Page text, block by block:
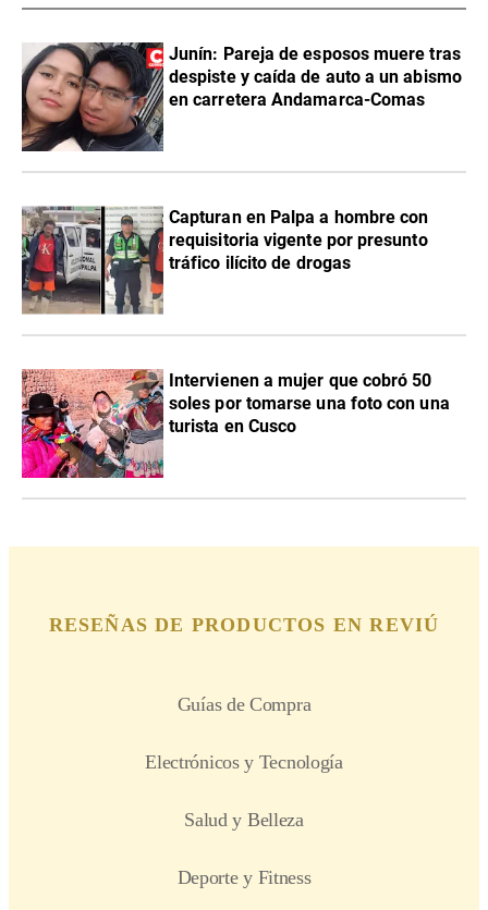
Junín: Pareja de esposos muere tras
despiste y caída de auto a un abismo
en carretera Andamarca-Comas
Capturan en Palpa a hombre con
requisitoria vigente por presunto
tráfico ilícito de drogas
Intervienen a mujer que cobró 50
soles por tomarse una foto con una
turista en Cusco